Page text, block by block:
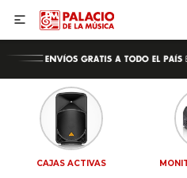

CAJAS ACTIVAS